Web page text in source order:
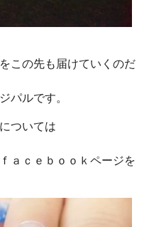
この先も届けていくのだ
パルです。
ついては
ａｃｅｂｏｏｋページを